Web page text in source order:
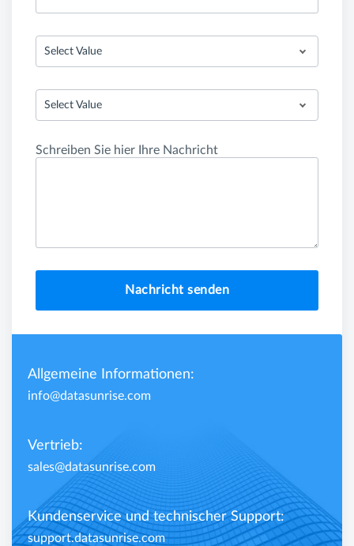
Select Value
Select Value
Schreiben Sie hier Ihre Nachricht
Nachricht senden
Allgemeine Informationen:
info@datasunrise.com
Vertrieb:
sales@datasunrise.com
Kundenservice und technischer Support:
support.datasunrise.com